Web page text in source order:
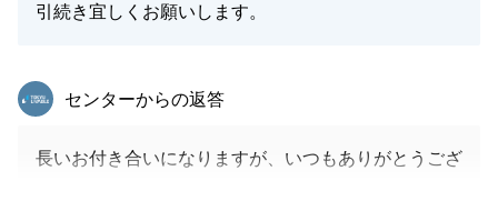
引続き宜しくお願いします。
東急リバブル
センターからの返答
長いお付き合いになりますが、いつもありがとうござ